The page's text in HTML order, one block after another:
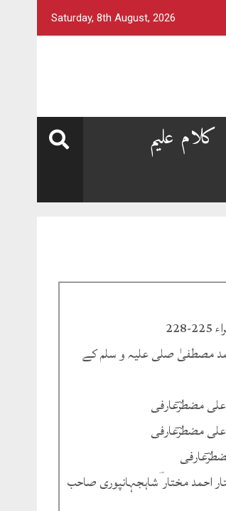
Saturday, 8th August, 2026
کلام علیم
مصطفیٰ صلی علیہ و سلم کے
مضطرؔعارفی
مضطرؔعارفی
احمد مختار ؔشاہجہانپوری صاحب